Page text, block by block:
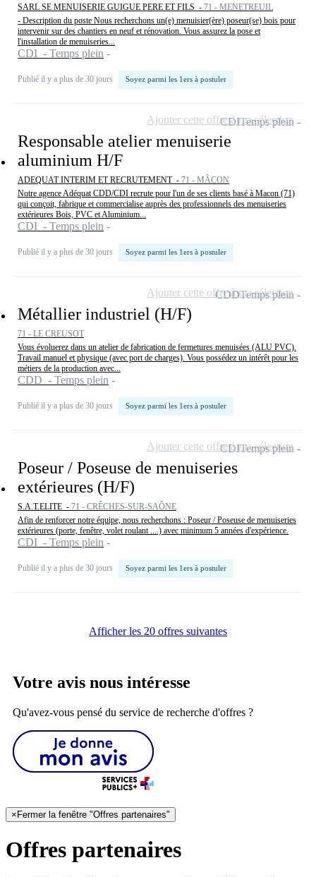
SARL SE MENUISERIE GUIGUE PERE ET FILS - 71 - MENETREUIL
- Description du poste Nous recherchons un(e) menuisier(ère) poseur(se) bois pour
intervenir sur des chantiers en neuf et rénovation. Vous assurez la pose et
l'installation de menuiseries...
CDI - Temps plein
Publié il y a plus de 30 jours Soyez parmi les 1ers à postuler
Responsable atelier menuiserie
aluminium H/F
ADEQUAT INTERIM ET RECRUTEMENT - 71 - MÂCON
Notre agence Adéquat CDD/CDI recrute pour l'un de ses clients basé à Macon (71)
qui conçoit, fabrique et commercialise auprès des professionnels des menuiseries
extérieures Bois, PVC et Aluminium...
CDI - Temps plein
Publié il y a plus de 30 jours Soyez parmi les 1ers à postuler
CDITemps plein
Ajouter cette offre à ma sélection
Métallier industriel (H/F)
71 - LE CREUSOT
Vous évoluerez dans un atelier de fabrication de fermetures menuisées (ALU PVC).
Travail manuel et physique (avec port de charges). Vous possédez un intérêt pour les
métiers de la production avec...
CDD - Temps plein
Publié il y a plus de 30 jours Soyez parmi les 1ers à postuler
CDDTemps plein
Ajouter cette offre à ma sélection
Poseur / Poseuse de menuiseries
extérieures (H/F)
S.A.T.ELITE - 71 - CRÊCHES-SUR-SAÔNE
Afin de renforcer notre équipe, nous recherchons : Poseur / Poseuse de menuiseries
extérieures (porte, fenêtre, volet roulant ....) avec minimum 5 années d'expérience.
CDI - Temps plein
Publié il y a plus de 30 jours Soyez parmi les 1ers à postuler
CDITemps plein
Ajouter cette offre à ma sélection
Afficher les 20 offres suivantes
Votre avis nous intéresse
Qu'avez-vous pensé du service de recherche d'offres ?
×Fermer la fenêtre "Offres partenaires"
Offres partenaires